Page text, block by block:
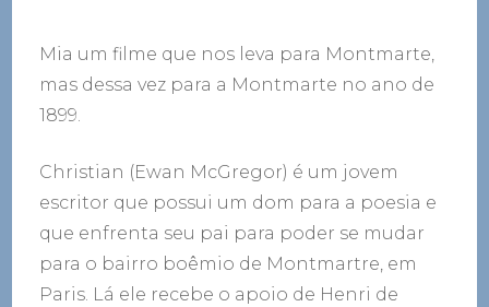
Mia um filme que nos leva para Montmarte,
mas dessa vez para a Montmarte no ano de
1899.
Christian (Ewan McGregor) é um jovem
escritor que possui um dom para a poesia e
que enfrenta seu pai para poder se mudar
para o bairro boêmio de Montmartre, em
Paris. Lá ele recebe o apoio de Henri de